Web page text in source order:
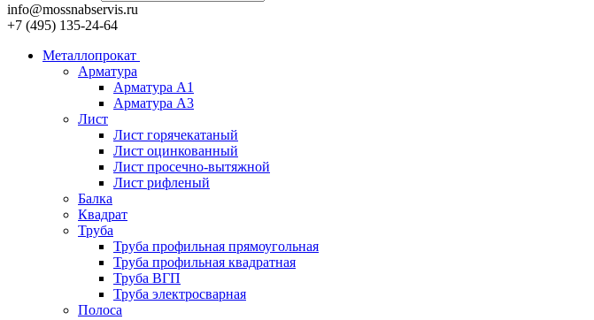
info@mossnabservis.ru
+7 (495) 135-24-64
Металлопрокат
Арматура
Арматура А1
Арматура А3
Лист
Лист горячекатаный
Лист оцинкованный
Лист просечно-вытяжной
Лист рифленый
Балка
Квадрат
Труба
Труба профильная прямоугольная
Труба профильная квадратная
Труба ВГП
Труба электросварная
Полоса